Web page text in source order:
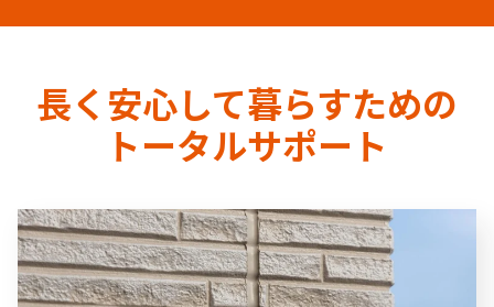
長く安心して暮らすための
トータルサポート